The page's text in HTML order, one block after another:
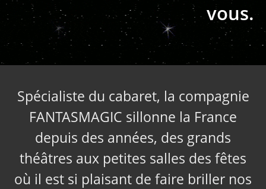
vous.
Spécialiste du cabaret, la compagnie
FANTASMAGIC sillonne la France
depuis des années, des grands
théâtres aux petites salles des fêtes
où il est si plaisant de faire briller nos